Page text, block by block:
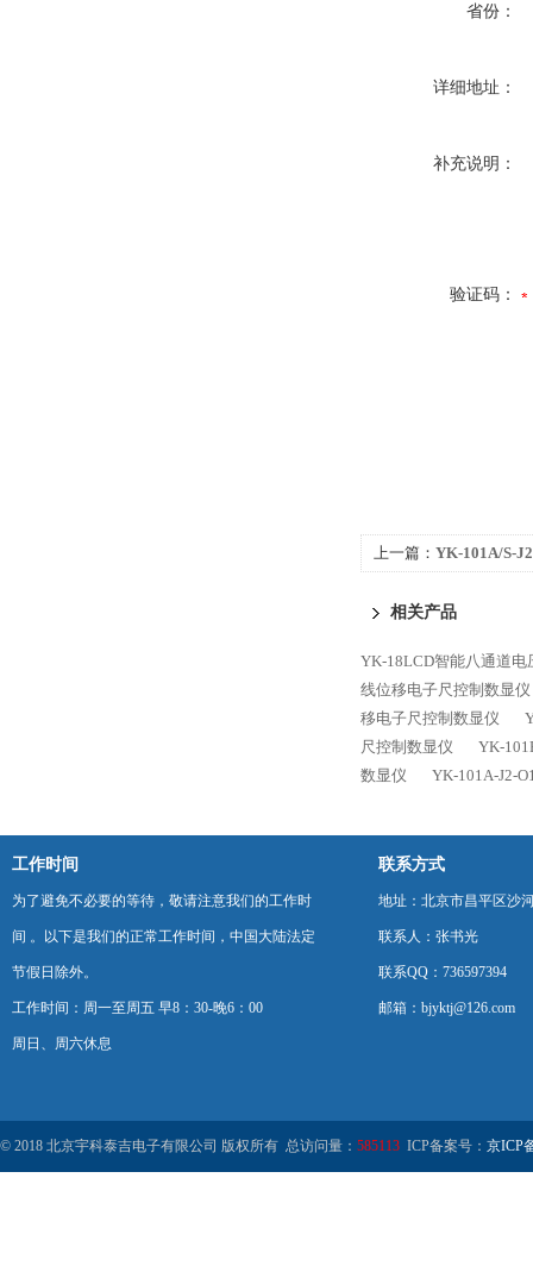
省份：
详细地址：
补充说明：
验证码：
上一篇： YK-101A/S-
相关产品
YK-18LCD智能八通道电
线位移电子尺控制数显仪
移电子尺控制数显仪
尺控制数显仪
YK-
数显仪
YK-101A-J2-
工作时间
为了避免不必要的等待，敬请注意我们的工作时
间 。以下是我们的正常工作时间，中国大陆法定
节假日除外。
工作时间：周一至周五 早8：30-晚6：00
周日、周六休息
联系方式
地址：北京市昌平区沙
联系人：张书光
联系QQ：736597394
邮箱：bjyktj@126.com
© 2018 北京宇科泰吉电子有限公司 版权所有 总访问量： 585113 ICP备案号： 京ICP